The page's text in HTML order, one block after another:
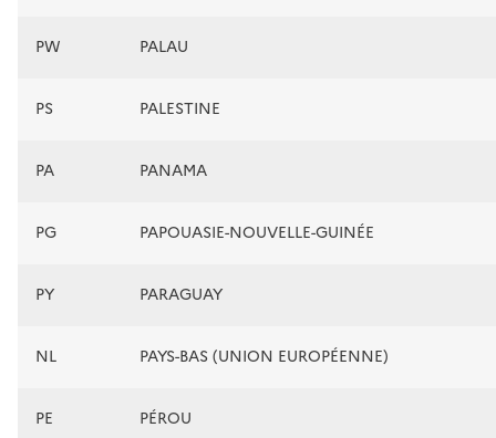
PW PALAU
PS PALESTINE
PA PANAMA
PG PAPOUASIE-NOUVELLE-GUINÉE
PY PARAGUAY
NL PAYS-BAS (UNION EUROPÉENNE)
PE PÉROU